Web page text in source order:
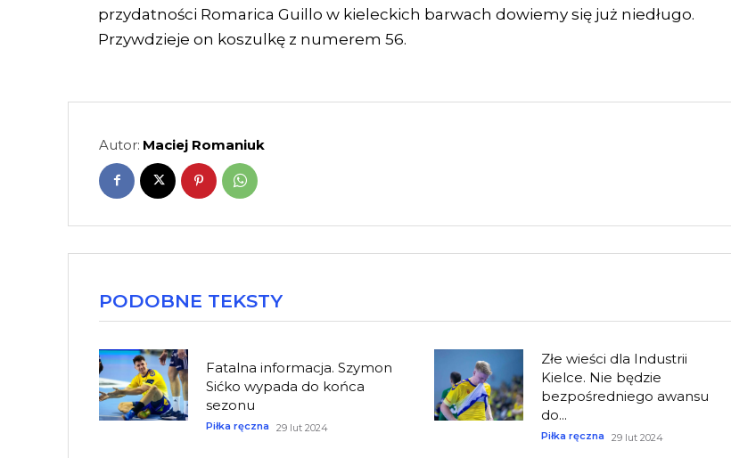
przydatności Romarica Guillo w kieleckich barwach dowiemy się już niedługo.
Przywdzieje on koszulkę z numerem 56.
Autor: Maciej Romaniuk
PODOBNE TEKSTY
Fatalna informacja. Szymon
Sićko wypada do końca
sezonu
Piłka ręczna 29 lut 2024
Złe wieści dla Industrii
Kielce. Nie będzie
bezpośredniego awansu
do...
Piłka ręczna 29 lut 2024